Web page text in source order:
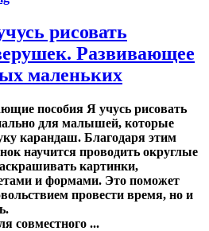
рисовать
Развивающее
маленьких
пособия Я учусь рисовать
для малышей, которые
карандаш. Благодаря этим
научится проводить округлые
картинки,
и формами. Это поможет
провести время, но и
совместного ...